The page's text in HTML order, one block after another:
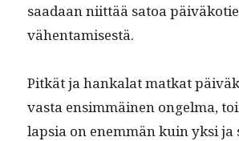
saadaan niit­tää satoa
vähentamisestä.
Pitkät ja han­kalat matkat
vas­ta ensim­mäi­nen ongel­ma,
lap­sia on enem­män kuin yksi